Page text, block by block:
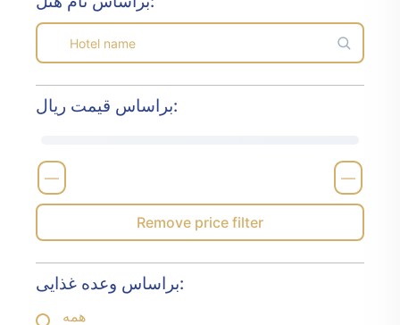
براساس قیمت ریال:
—
—
Remove price filter
براساس وعده غذایی:
همه